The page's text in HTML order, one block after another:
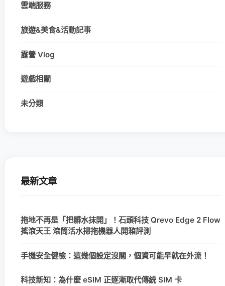
雲端服務
旅遊&美食&活動記事
露營 Vlog
遊戲相關
未分類
最新文章
拖地不再是「把髒水抹開」！石頭科技 Qrevo Edge 2 Flow
搖滾天王 滾筒活水掃拖機器人開箱評測
手機安全健檢：這幾個設定沒關，個資可能早就在外流！
科技新知：為什麼 eSIM 正逐漸取代傳統 SIM 卡